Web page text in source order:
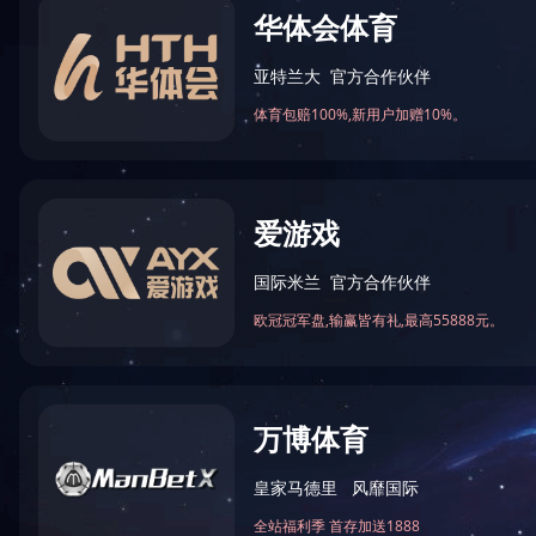
修复系列
预防系列
根管治疗系列
乐动网站网页版-乐动
online（中国）
乐动网站网页版-乐动online（中国）
电话：027-87267909
邮箱：goldent2010@126.com
地址：武汉市江夏区庙山大道9号东湖高新
产业创新基地13#厂房501室